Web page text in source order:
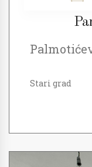
Stari grad